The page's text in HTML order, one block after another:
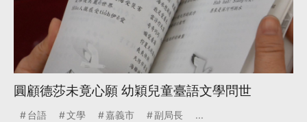
圓顧德莎未竟心願 幼穎兒童臺語文學問世
台語 文學 嘉義市 副局長 ...